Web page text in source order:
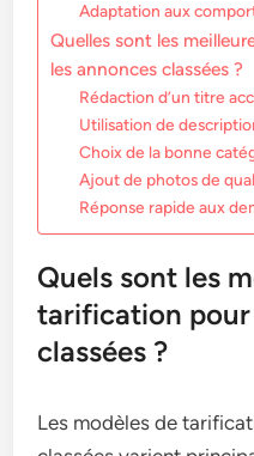
Adaptation aux
Quelles sont les
les annonces classées ?
Rédaction d’un titre
Utilisation de
Choix de la bonne
Ajout de photos de
Réponse rapide aux
Quels sont les
tarification pour
classées ?
Les modèles de